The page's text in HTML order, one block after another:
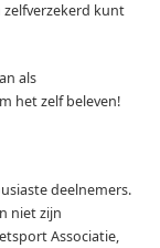
zelfverzekerd kunt
als
het zelf beleven!
deelnemers.
niet zijn
Associatie,